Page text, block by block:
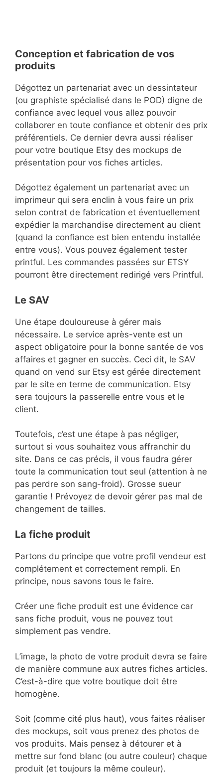
Conception et fabrication de vos
produits
Dégottez un partenariat avec un dessintateur
(ou graphiste spécialisé dans le POD) digne de
confiance avec lequel vous allez pouvoir
collaborer en toute confiance et obtenir des prix
préférentiels. Ce dernier devra aussi réaliser
pour votre boutique Etsy des mockups de
présentation pour vos fiches articles.
Dégottez également un partenariat avec un
imprimeur qui sera enclin à vous faire un prix
selon contrat de fabrication et éventuellement
expédier la marchandise directement au client
(quand la confiance est bien entendu installée
entre vous). Vous pouvez également tester
printful. Les commandes passées sur ETSY
pourront être directement redirigé vers Printful.
Le SAV
Une étape douloureuse à gérer mais
nécessaire. Le service après-vente est un
aspect obligatoire pour la bonne santée de vos
affaires et gagner en succès. Ceci dit, le SAV
quand on vend sur Etsy est gérée directement
par le site en terme de communication. Etsy
sera toujours la passerelle entre vous et le
client.
Toutefois, c’est une étape à pas négliger,
surtout si vous souhaitez vous affranchir du
site. Dans ce cas précis, il vous faudra gérer
toute la communication tout seul (attention à ne
pas perdre son sang-froid). Grosse sueur
garantie ! Prévoyez de devoir gérer pas mal de
changement de tailles.
La fiche produit
Partons du principe que votre profil vendeur est
complétement et correctement rempli. En
principe, nous savons tous le faire.
Créer une fiche produit est une évidence car
sans fiche produit, vous ne pouvez tout
simplement pas vendre.
L’image, la photo de votre produit devra se faire
de manière commune aux autres fiches articles.
C’est-à-dire que votre boutique doit être
homogène.
Soit (comme cité plus haut), vous faites réaliser
des mockups, soit vous prenez des photos de
vos produits. Mais pensez à détourer et à
mettre sur fond blanc (ou autre couleur) chaque
produit (et toujours la même couleur).